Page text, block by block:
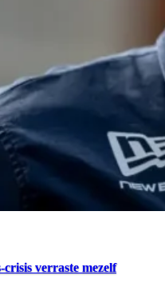
verraste mezelf